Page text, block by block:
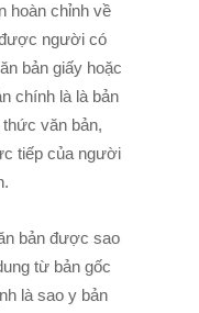
hoàn chỉnh về
người có
bản giấy hoặc
chính là là bản
thức văn bản,
tiếp của người
bản được sao
từ bản gốc
là sao y bản